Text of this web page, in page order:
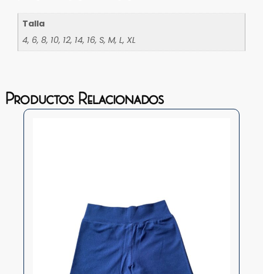
Talla
4, 6, 8, 10, 12, 14, 16, S, M, L, XL
Productos Relacionados